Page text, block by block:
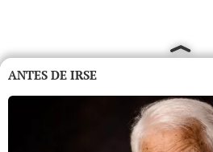
ANTES DE IRSE